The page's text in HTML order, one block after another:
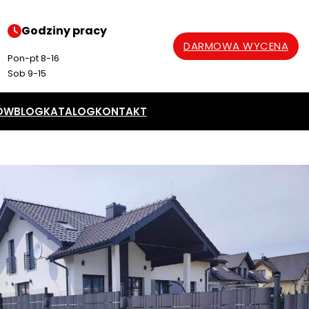
Godziny pracy
Pon-pt 8-16
Sob 9-15
DARMOWA WYCENA
BLOGKATALOGKONTAKT